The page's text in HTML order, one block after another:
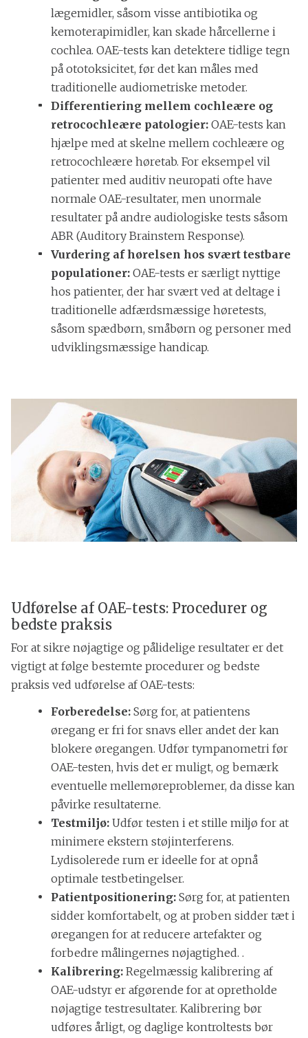
lægemidler, såsom visse antibiotika og
kemoterapimidler, kan skade hårcellerne i
cochlea. OAE-tests kan detektere tidlige tegn
på ototoksicitet, før det kan måles med
traditionelle audiometriske metoder.
Differentiering mellem cochleære og
retrocochleære patologier:OAE-tests kan
hjælpe med at skelne mellem cochleære og
retrocochleære høretab. For eksempel vil
patienter med auditiv neuropati ofte have
normale OAE-resultater, men unormale
resultater på andre audiologiske tests såsom
ABR (Auditory Brainstem Response).
Vurdering af hørelsen hos svært testbare
populationer:OAE-tests er særligt nyttige
hos patienter, der har svært ved at deltage i
traditionelle adfærdsmæssige høretests,
såsom spædbørn, småbørn og personer med
udviklingsmæssige handicap.
Udførelse af OAE-tests: Procedurer og
bedste praksis
For at sikre nøjagtige og pålidelige resultater er det
vigtigt at følge bestemte procedurer og bedste
praksis ved udførelse af OAE-tests:
Forberedelse:Sørg for, at patientens
øregang er fri for snavs eller andet der kan
blokere øregangen. Udfør tympanometri før
OAE-testen, hvis det er muligt, og bemærk
eventuelle mellemøreproblemer, da disse kan
påvirke resultaterne.
Testmiljø:Udfør testen i et stille miljø for at
minimere ekstern støjinterferens.
Lydisolerede rum er ideelle for at opnå
optimale testbetingelser.
Patientpositionering:Sørg for, at patienten
sidder komfortabelt, og at proben sidder tæt i
øregangen for at reducere artefakter og
forbedre målingernes nøjagtighed. .
Kalibrering:Regelmæssig kalibrering af
OAE-udstyr er afgørende for at opretholde
nøjagtige testresultater. Kalibrering bør
udføres årligt, og daglige kontroltests bør